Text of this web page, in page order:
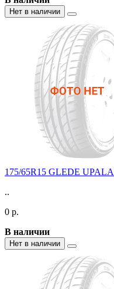
Нет в наличии
175/65R15 GLEDE
..
0 р.
В наличии
Нет в наличии